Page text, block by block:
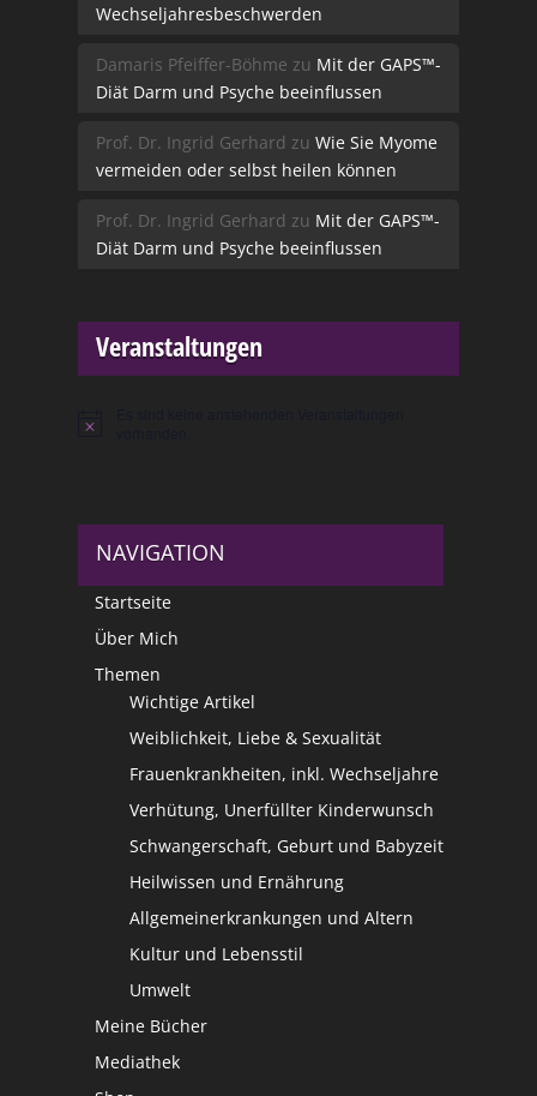
Wechseljahresbeschwerden
Damaris Pfeiffer-Böhme zu Mit der GAPS™-
Diät Darm und Psyche beeinflussen
Prof. Dr. Ingrid Gerhard zu Wie Sie Myome
vermeiden oder selbst heilen können
Prof. Dr. Ingrid Gerhard zu Mit der GAPS™-
Diät Darm und Psyche beeinflussen
Veranstaltungen
Hinweis
NAVIGATION
Startseite
Über Mich
Themen
Wichtige Artikel
Weiblichkeit, Liebe & Sexualität
Frauenkrankheiten, inkl. Wechseljahre
Verhütung, Unerfüllter Kinderwunsch
Schwangerschaft, Geburt und Babyzeit
Heilwissen und Ernährung
Allgemeinerkrankungen und Altern
Kultur und Lebensstil
Umwelt
Meine Bücher
Mediathek